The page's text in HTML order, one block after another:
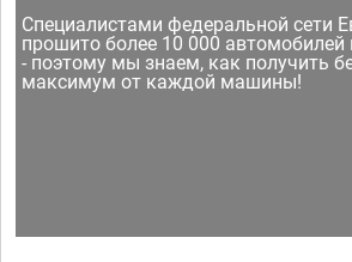
Специалистами федеральной сети
прошито более 10 000 автомобилей
- поэтому мы знаем, как получить
максимум от каждой машины!